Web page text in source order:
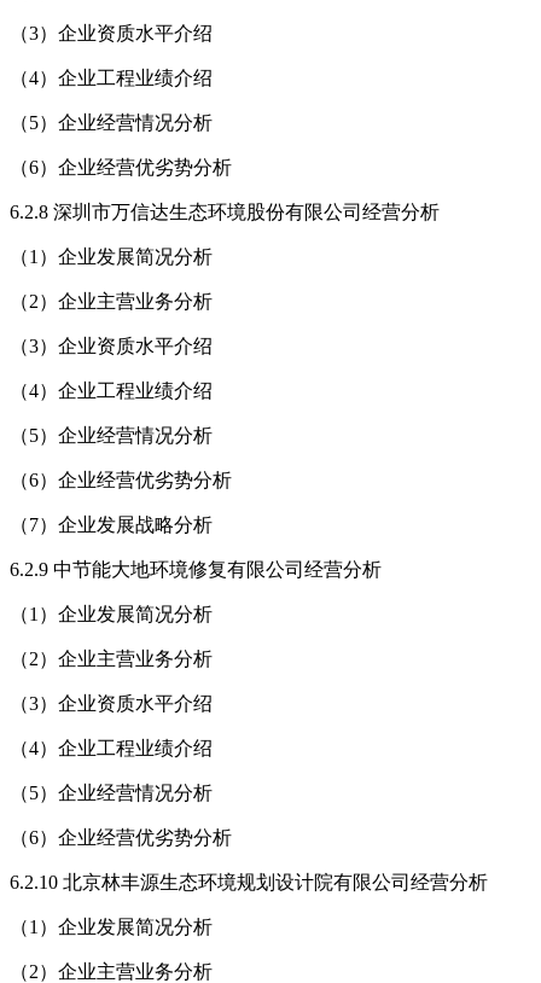
（3）企业资质水平介绍
（4）企业工程业绩介绍
（5）企业经营情况分析
（6）企业经营优劣势分析
6.2.8 深圳市万信达生态环境股份有限公司经营分析
（1）企业发展简况分析
（2）企业主营业务分析
（3）企业资质水平介绍
（4）企业工程业绩介绍
（5）企业经营情况分析
（6）企业经营优劣势分析
（7）企业发展战略分析
6.2.9 中节能大地环境修复有限公司经营分析
（1）企业发展简况分析
（2）企业主营业务分析
（3）企业资质水平介绍
（4）企业工程业绩介绍
（5）企业经营情况分析
（6）企业经营优劣势分析
6.2.10 北京林丰源生态环境规划设计院有限公司经营分析
（1）企业发展简况分析
（2）企业主营业务分析